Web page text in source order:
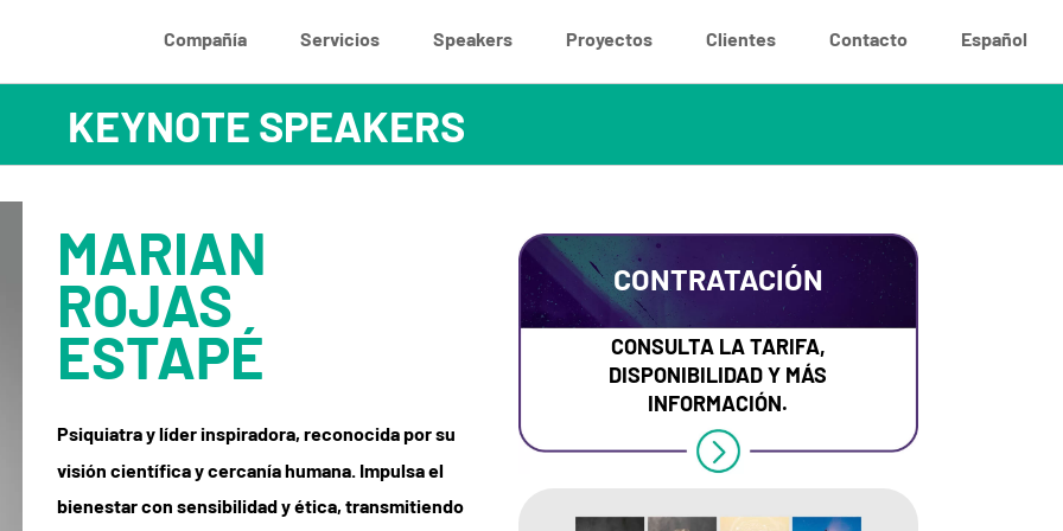
Compañía Servicios Speakers Proyectos Clientes Contacto Español
MARIAN
ROJAS
ESTAPÉ
Psiquiatra y líder inspiradora, reconocida por su
visión científica y cercanía humana. Impulsa el
bienestar con sensibilidad y ética, transmitiendo
CONTRATACIÓN
CONSULTA LA TARIFA,
DISPONIBILIDAD Y MÁS
INFORMACIÓN.